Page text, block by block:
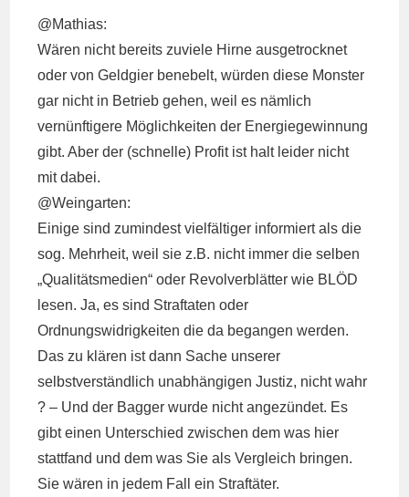
@Mathias:
Wären nicht bereits zuviele Hirne ausgetrocknet
oder von Geldgier benebelt, würden diese Monster
gar nicht in Betrieb gehen, weil es nämlich
vernünftigere Möglichkeiten der Energiegewinnung
gibt. Aber der (schnelle) Profit ist halt leider nicht
mit dabei.
@Weingarten:
Einige sind zumindest vielfältiger informiert als die
sog. Mehrheit, weil sie z.B. nicht immer die selben
„Qualitätsmedien“ oder Revolverblätter wie BLÖD
lesen. Ja, es sind Straftaten oder
Ordnungswidrigkeiten die da begangen werden.
Das zu klären ist dann Sache unserer
selbstverständlich unabhängigen Justiz, nicht wahr
? – Und der Bagger wurde nicht angezündet. Es
gibt einen Unterschied zwischen dem was hier
stattfand und dem was Sie als Vergleich bringen.
Sie wären in jedem Fall ein Straftäter.